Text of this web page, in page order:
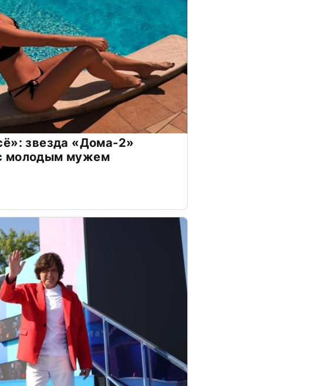
звезда «Дома-2»
молодым мужем